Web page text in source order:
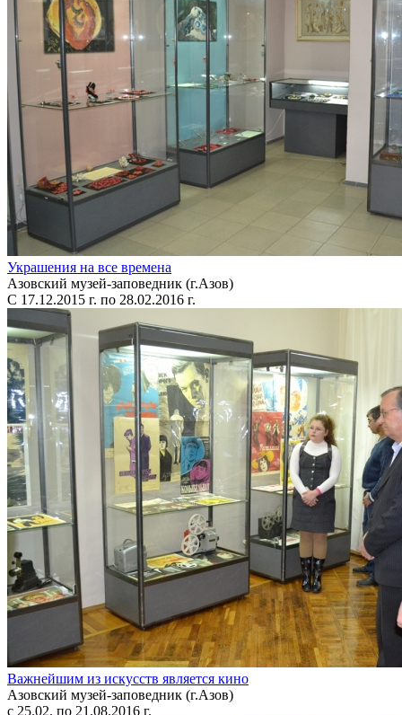
Украшения на все времена
Азовский музей-заповедник (г.Азов)
С 17.12.2015 г. по 28.02.2016 г.
Важнейшим из искусств является кино
Азовский музей-заповедник (г.Азов)
с 25.02. по 21.08.2016 г.